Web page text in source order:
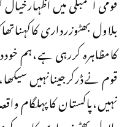
بلاول بھٹوزرداری
کامظاہرہ کررہی ہے،ہم
قوم نےڈرکرجینانہیں
نہیں،پاکستان کاپہلگام